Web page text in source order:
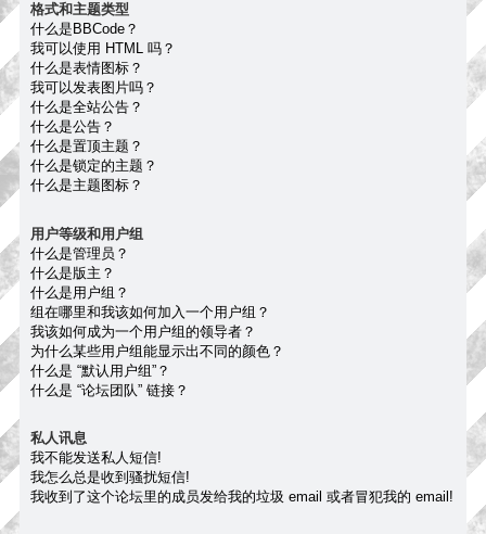
格式和主题类型
什么是BBCode？
我可以使用 HTML 吗？
什么是表情图标？
我可以发表图片吗？
什么是全站公告？
什么是公告？
什么是置顶主题？
什么是锁定的主题？
什么是主题图标？
用户等级和用户组
什么是管理员？
什么是版主？
什么是用户组？
组在哪里和我该如何加入一个用户组？
我该如何成为一个用户组的领导者？
为什么某些用户组能显示出不同的颜色？
什么是 “默认用户组”？
什么是 “论坛团队” 链接？
私人讯息
我不能发送私人短信!
我怎么总是收到骚扰短信!
我收到了这个论坛里的成员发给我的垃圾 email 或者冒犯我的 email!